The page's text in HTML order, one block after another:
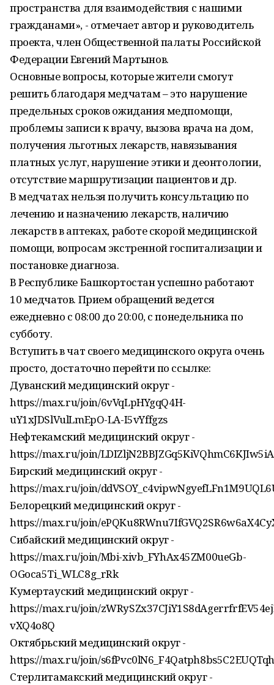
пространства для взаимодействия с нашими
гражданами», - отмечает автор и руководитель
проекта, член Общественной палаты Российской
Федерации Евгений Мартынов.
Основные вопросы, которые жители смогут
решить благодаря медчатам – это нарушение
предельных сроков ожидания медпомощи,
проблемы записи к врачу, вызова врача на дом,
получения льготных лекарств, навязывания
платных услуг, нарушение этики и деонтологии,
отсутствие маршрутизации пациентов и др.
В медчатах нельзя получить консультацию по
лечению и назначению лекарств, наличию
лекарств в аптеках, работе скорой медицинской
помощи, вопросам экстренной госпитализации и
постановке диагноза.
В Республике Башкортостан успешно работают
10 медчатов. Прием обращений ведется
ежедневно с 08:00 до 20:00, с понедельника по
субботу.
Вступить в чат своего медицинского округа очень
просто, достаточно перейти по ссылке:
Дуванский медицинский округ -
https://max.ru/join/6vVqLpHYgqQ4H-
uY1xJDSlVulLmEpO-LA-I5vYffgzs
Нефтекамский медицинский округ -
https://max.ru/join/
Бирский медицинский округ -
https://max.ru/join/
Белорецкий медицинский округ -
https://max.ru/join/
Сибайский медицинский округ -
https://max.ru/join/Mbi-xivb_FYhAx45ZM00ueGb-
OGoca5Ti_WLC8g_rRk
Кумертауский медицинский округ -
https://max.ru/join/
vXQ4o8Q
Октябрьский медицинский округ -
https://max.ru/join/
Стерлитамакский медицинский округ -